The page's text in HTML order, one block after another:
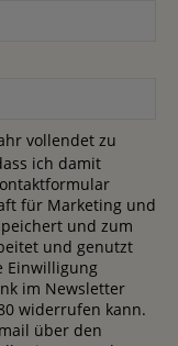
vollendet zu
ich damit
für Marketing und
und zum
und genutzt
Einwilligung
im Newsletter
widerrufen kann.
über den